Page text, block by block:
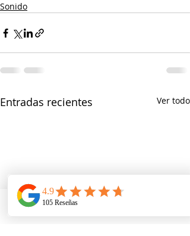
Sonido
Entradas recientes Ver todo